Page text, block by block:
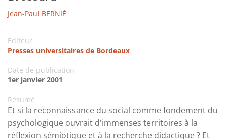
Jean-Paul BERNIÉ
Editeur
Presses universitaires de Bordeaux
Date de publication
1er janvier 2001
Résumé
Et si la reconnaissance du social comme fondement du
psychologique ouvrait d'immenses territoires à la
réflexion sémiotique et à la recherche didactique ? Et